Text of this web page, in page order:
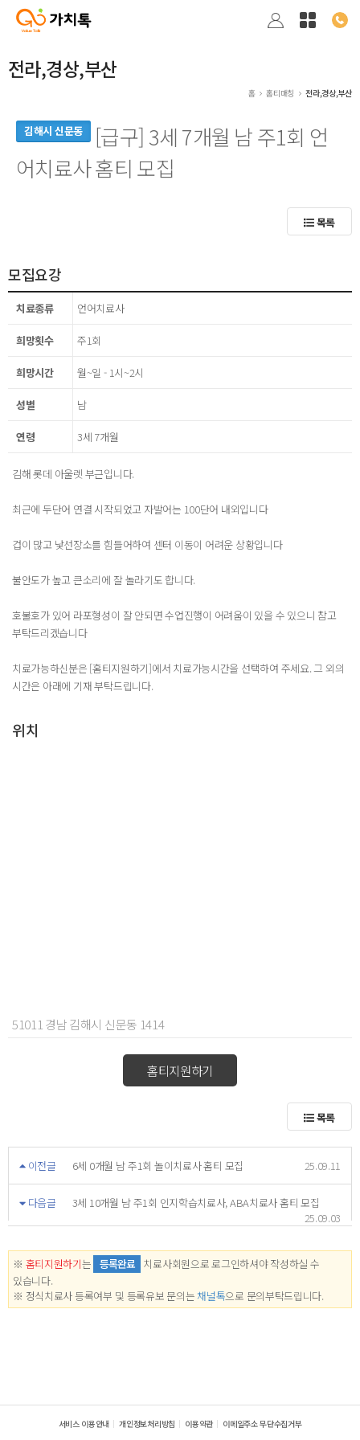
전라,경상,부산
홈 홈티매칭 전라,경상,부산
김해시 신문동
[급구] 3세 7개월 남 주1회 언
어치료사 홈티 모집
목록
모집요강
치료종류 언어치료사
희망횟수 주1회
희망시간 월~일 - 1시~2시
성별 남
연령 3세 7개월
김해 롯데 아울렛 부근입니다.
최근에 두단어 연결 시작되었고 자발어는 100단어 내외입니다
겁이 많고 낯선장소를 힘들어하여 센터 이동이 어려운 상황입니다
불안도가 높고 큰소리에 잘 놀라기도 합니다.
호불호가 있어 라포형성이 잘 안되면 수업진행이 어려움이 있을 수 있으니 참고
부탁드리겠습니다
치료가능하신분은 [홈티지원하기]에서 치료가능시간을 선택하여 주세요. 그 외의
시간은 아래에 기재 부탁드립니다.
위치
51011 경남 김해시 신문동 1414
홈티지원하기
목록
이전글 6세 0개월 남 주1회 놀이치료사 홈티 모집 25.09.11
다음글
3세 10개월 남 주1회 인지학습치료사, ABA치료사 홈티 모집
25.09.03
※ 홈티지원하기는 등록완료 치료사회원으로 로그인하셔야 작성하실 수
있습니다.
※ 정식치료사 등록여부 및 등록유보 문의는 채널톡으로 문의부탁드립니다.
서비스 이용안내 개인정보처리방침 이용약관 이메일주소 무단수집거부